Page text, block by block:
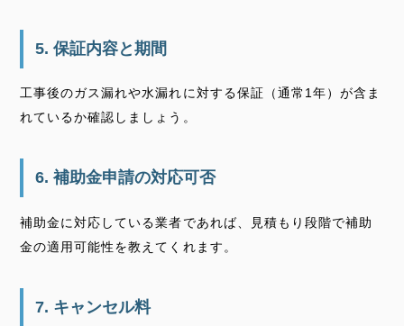
5. 保証内容と期間
工事後のガス漏れや水漏れに対する保証（通常1年）が含ま
れているか確認しましょう。
6. 補助金申請の対応可否
補助金に対応している業者であれば、見積もり段階で補助
金の適用可能性を教えてくれます。
7. キャンセル料